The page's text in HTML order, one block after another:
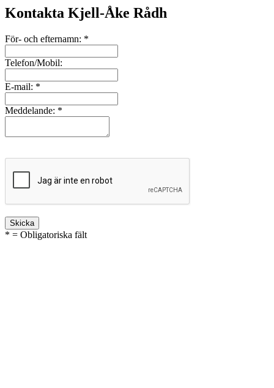
Kontakta Kjell-Åke Rådh
För- och efternamn: *
Telefon/Mobil:
E-mail: *
Meddelande: *
* = Obligatoriska fält